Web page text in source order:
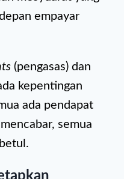
empayar
(pengasas) dan
kepentingan
ada pendapat
semua